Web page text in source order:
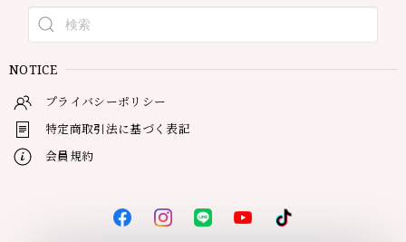
NOTICE
プライバシーポリシー
特定商取引法に基づく表記
会員規約